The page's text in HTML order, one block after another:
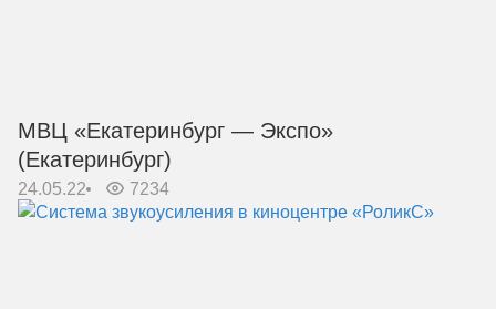
МВЦ «Екатеринбург — Экспо»
(Екатеринбург)
24.05.22 7234